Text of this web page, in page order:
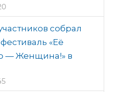
собрал
«Её
— Женщина!» в